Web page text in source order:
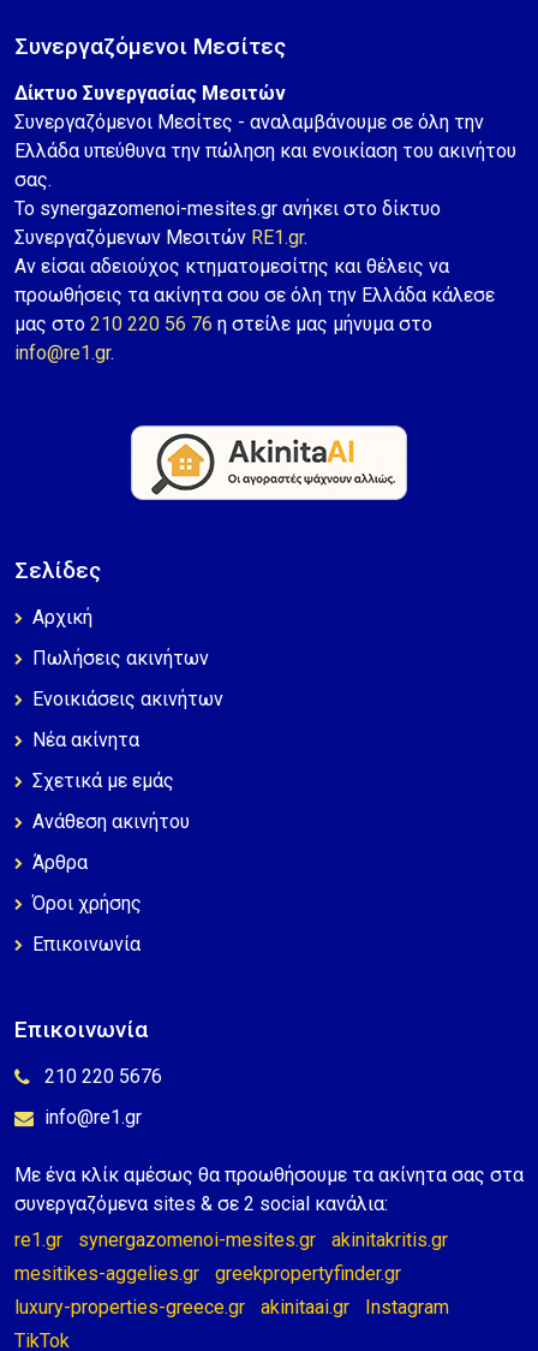
Συνεργαζόμενοι Μεσίτες
Δίκτυο Συνεργασίας Μεσιτών
Συνεργαζόμενοι Μεσίτες - αναλαμβάνουμε σε όλη την
Ελλάδα υπεύθυνα την πώληση και ενοικίαση του ακινήτου
σας.
Το synergazomenoi-mesites.gr ανήκει στο δίκτυο
Συνεργαζόμενων Μεσιτών RE1.gr.
Αν είσαι αδειούχος κτηματομεσίτης και θέλεις να
προωθήσεις τα ακίνητα σου σε όλη την Ελλάδα κάλεσε
μας στο 210 220 56 76 η στείλε μας μήνυμα στο
info@re1.gr.
Σελίδες
Αρχική
Πωλήσεις ακινήτων
Ενοικιάσεις ακινήτων
Νέα ακίνητα
Σχετικά με εμάς
Ανάθεση ακινήτου
Άρθρα
Όροι χρήσης
Επικοινωνία
Επικοινωνία
210 220 5676
info@re1.gr
Με ένα κλίκ αμέσως θα προωθήσουμε τα ακίνητα σας στα
συνεργαζόμενα sites & σε 2 social κανάλια:
re1.gr
synergazomenoi-mesites.gr
akinitakritis.gr
mesitikes-aggelies.gr
greekpropertyfinder.gr
luxury-properties-greece.gr
akinitaai.gr
Instagram
TikTok